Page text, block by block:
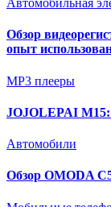
Автомобильная
Обзор
опыт
MP3 плееры
JOJOLEPAI
Автомобили
Обзор OMODA